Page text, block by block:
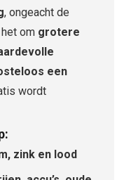
, ongeacht de
om grotere
een
wordt
zink en lood